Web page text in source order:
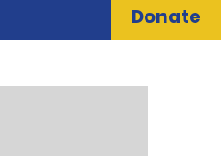
Donate